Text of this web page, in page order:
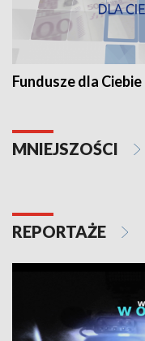
Fundusze dla Ciebie
MNIEJSZOŚCI
REPORTAŻE